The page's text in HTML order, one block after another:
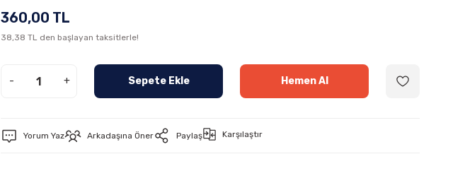
360,00 TL
38,38 TL den başlayan taksitlerle!
- + Sepete Ekle Hemen Al
Yorum Yaz Arkadaşına Öner Paylaş Karşılaştır